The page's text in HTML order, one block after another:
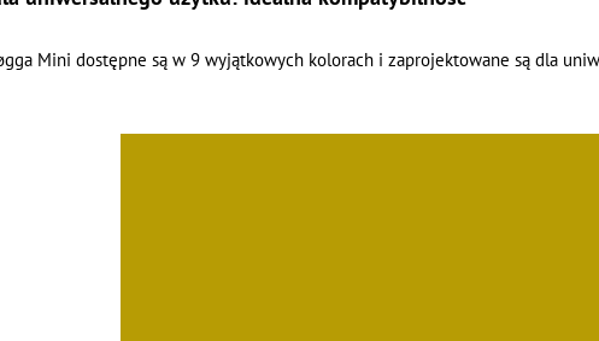
Mini dostępne są w 9 wyjątkowych kolorach i zaprojektowane są dla